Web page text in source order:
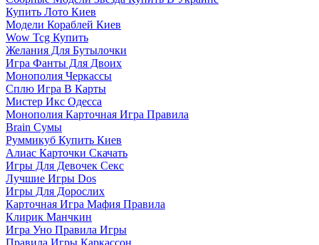
Купить Лото Киев
Модели Кораблей Киев
Wow Tcg Купить
Желания Для Бутылочки
Игра Фанты Для Двоих
Монополия Черкассы
Сплю Игра В Карты
Мистер Икс Одесса
Монополия Карточная Игра Правила
Brain Сумы
Руммикуб Купить Киев
Алиас Карточки Скачать
Игры Для Девочек Секс
Лучшие Игры Dos
Игры Для Дорослих
Карточная Игра Мафия Правила
Клирик Манчкин
Игра Уно Правила Игры
Правила Игры Каркассон